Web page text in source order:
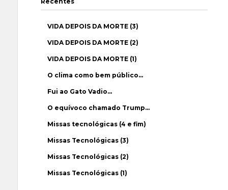
VIDA DEPOIS DA MORTE (3)
VIDA DEPOIS DA MORTE (2)
VIDA DEPOIS DA MORTE (1)
O clima como bem público…
Fui ao Gato Vadio…
O equívoco chamado Trump…
Missas tecnológicas (4 e fim)
Missas Tecnológicas (3)
Missas Tecnológicas (2)
Missas Tecnológicas (1)